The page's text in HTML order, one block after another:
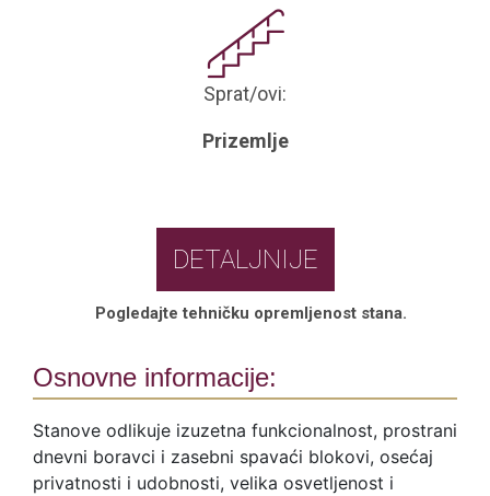
Sprat/ovi:
Prizemlje
DETALJNIJE
Pogledajte tehničku opremljenost stana.
Osnovne informacije:
Stanove odlikuje izuzetna funkcionalnost, prostrani
dnevni boravci i zasebni spavaći blokovi, osećaj
privatnosti i udobnosti, velika osvetljenost i